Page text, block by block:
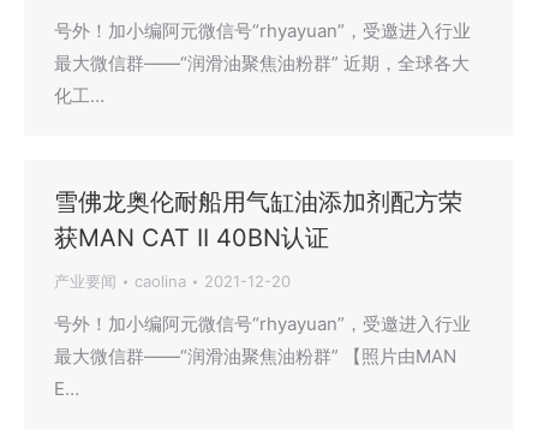
号外！加小编阿元微信号“rhyayuan”，受邀进入行业
最大微信群——“润滑油聚焦油粉群” 近期，全球各大
化工…
雪佛龙奥伦耐船用气缸油添加剂配方荣
获MAN CAT II 40BN认证
产业要闻 caolina 2021-12-20
号外！加小编阿元微信号“rhyayuan”，受邀进入行业
最大微信群——“润滑油聚焦油粉群” 【照片由MAN
E…